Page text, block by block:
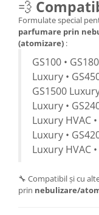
💨
Formulate special
parfumare prin
(atomizare) :
GS100 •
Luxury •
GS1500
Luxury •
Luxury HVAC
Luxury •
Luxury HVAC
🔧 Compatibil și cu
prin nebulizare/